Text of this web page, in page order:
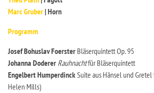
Marc Gruber| Horn
Programm
Josef Bohuslav Foerster Bläserquintett Op. 95
Johanna Doderer Rauhnachtfür Bläserquintett
Engelbert HumperdinckSuite aus Hänsel und
Helen Mills)